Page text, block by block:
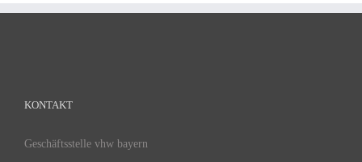
KONTAKT
Geschäftsstelle vhw bayern